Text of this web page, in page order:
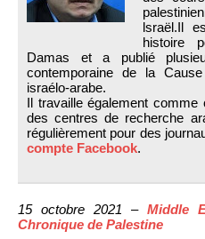
lsraël.Il
histoire
Damas et a publié
contemporaine de la
israélo-arabe.
Il travaille également
des centres de recherche
régulièrement pour des
compte Facebook.
15 octobre 2021 – Middle
Chronique de Palestine